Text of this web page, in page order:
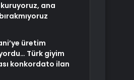
ana
üretim
Türk giyim
konkordato ilan